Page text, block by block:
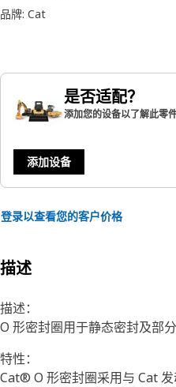
品牌: Cat
是否适配？
添加您的设备以了解此零
添加设备
登录以查看您的客户价格
描述
描述：
O 形密封圈用于静态密封及部分
特性：
Cat® O 形密封圈采用与 Cat